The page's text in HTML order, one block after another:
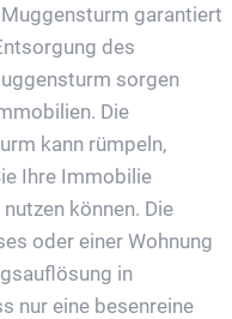
garantiert
des
sorgen
Die
kann rümpeln,
Ihre Immobilie
können. Die
oder einer Wohnung
in
nur eine besenreine